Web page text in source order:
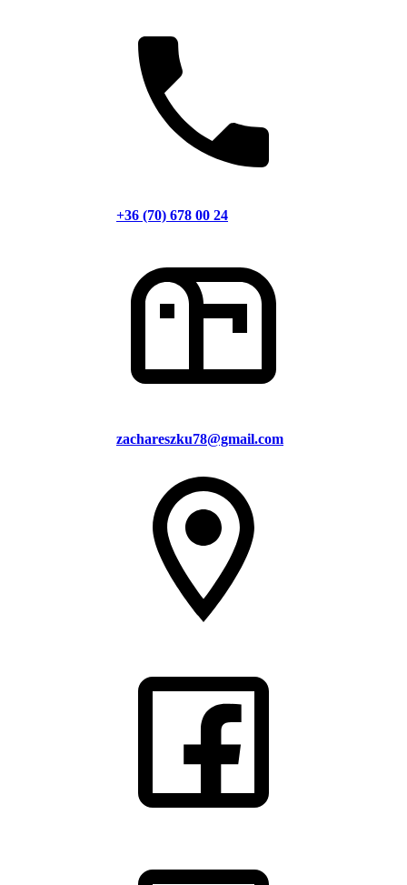
+36 (70) 678 00 24
zachareszku78@gmail.com